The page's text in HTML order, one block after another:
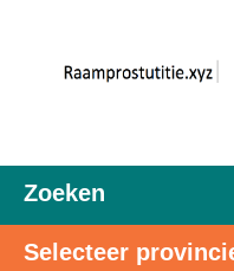
Zoeken
Selecteer